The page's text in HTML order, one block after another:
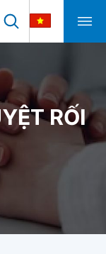
RỐI